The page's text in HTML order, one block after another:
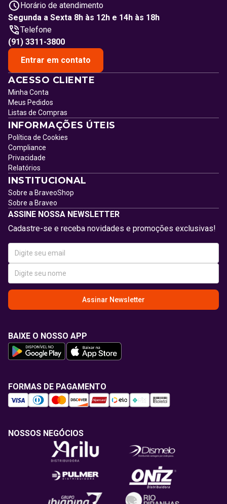
Horário de atendimento
Segunda a Sexta 8h às 12h e 14h às 18h
Telefone
(91) 3311-3800
Entrar em contato
ACESSO CLIENTE
Minha Conta
Meus Pedidos
Listas de Compras
INFORMAÇÕES ÚTEIS
Política de Cookies
Compliance
Privacidade
Relatórios
INSTITUCIONAL
Sobre a BraveoShop
Sobre a Braveo
ASSINE NOSSA NEWSLETTER
Cadastre-se e receba novidades e promoções exclusivas!
Assinar Newsletter
BAIXE O NOSSO APP
FORMAS DE PAGAMENTO
NOSSOS NEGÓCIOS